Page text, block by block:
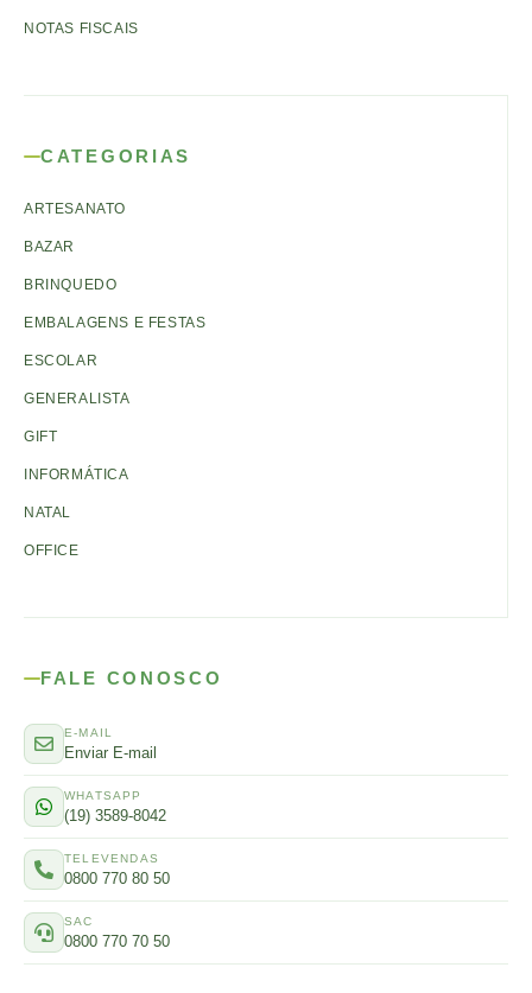
NOTAS FISCAIS
CATEGORIAS
ARTESANATO
BAZAR
BRINQUEDO
EMBALAGENS E FESTAS
ESCOLAR
GENERALISTA
GIFT
INFORMÁTICA
NATAL
OFFICE
FALE CONOSCO
E-MAIL
Enviar E-mail
WHATSAPP
(19) 3589-8042
TELEVENDAS
0800 770 80 50
SAC
0800 770 70 50